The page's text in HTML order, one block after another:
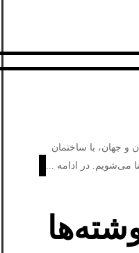
و جهان، با ساختمان
می‌شویم. در ادامه ...